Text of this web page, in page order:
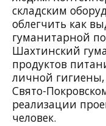
складским
облегчить как
гуманитарной
Шахтинский
продуктов
личной
Свято-
реализации
человек.